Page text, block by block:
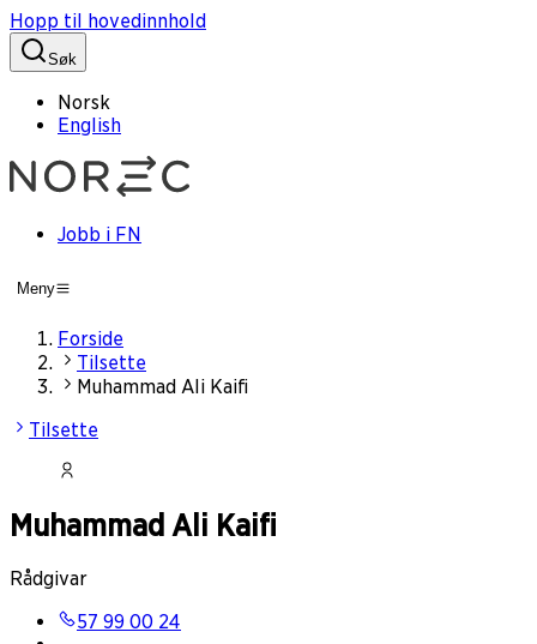
Hopp til hovedinnhold
Søk
Norsk
English
Jobb i FN
Meny
Forside
Tilsette
Muhammad Ali Kaifi
Tilsette
Muhammad Ali Kaifi
Rådgivar
57 99 00 24